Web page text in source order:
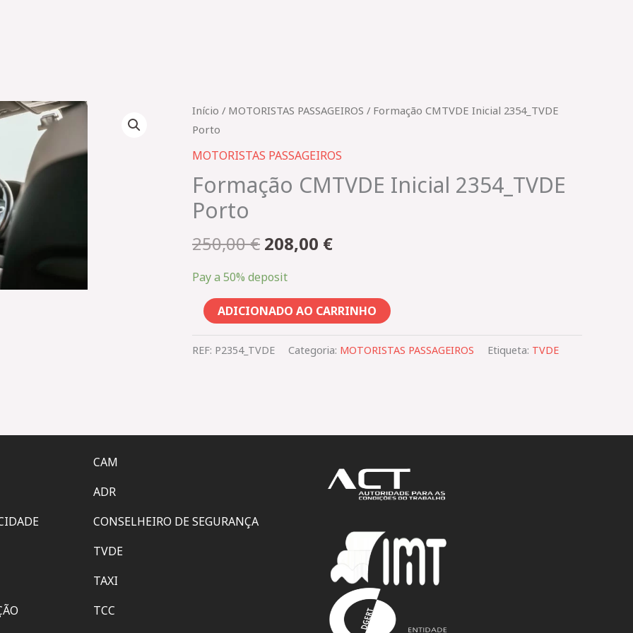
Início / MOTORISTAS PASSAGEIROS / Formação CMTVDE Inicial 2354_TVDE
Porto
MOTORISTAS PASSAGEIROS
Formação CMTVDE Inicial 2354_TVDE
Porto
250,00€
O
original
era:
250,00 €.
208,00 €
O
atual
é:
208,00 €.
Pay a 50% deposit
Quantidade
de
Formação
Inicial
2354_TVDE
ADICIONADO AO CARRINHO
REF: P2354_TVDE Categoria: MOTORISTAS PASSAGEIROS Etiqueta: TVDE
CAM
ADR
CONSELHEIRO DE SEGURANÇA
TVDE
TAXI
TCC